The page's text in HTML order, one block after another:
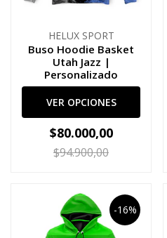
HELUX SPORT
Buso Hoodie Basket
Utah Jazz |
Personalizado
VER OPCIONES
$80.000,00
$94.900,00
-16%